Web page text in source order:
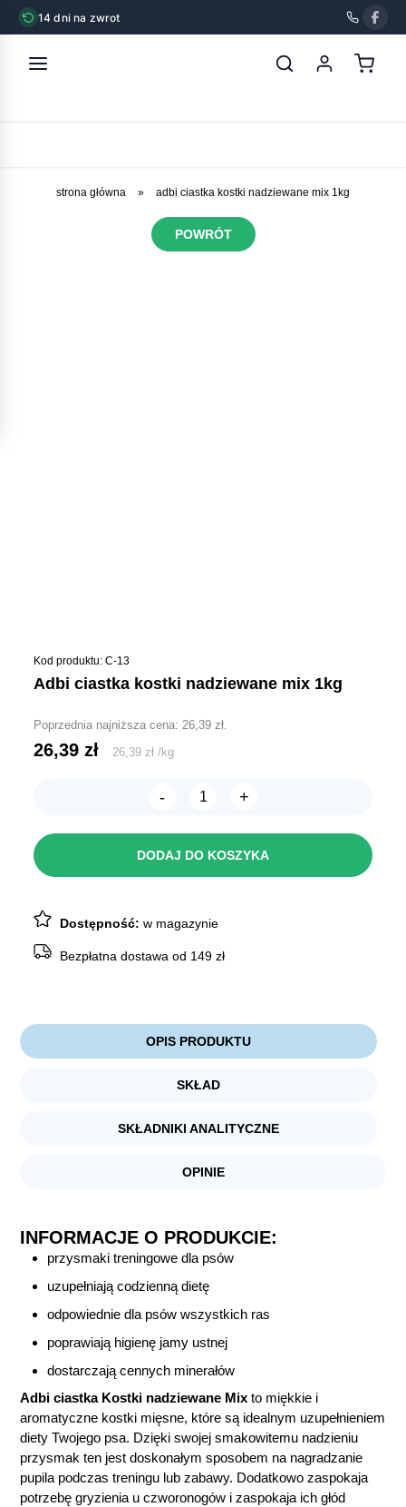
14 dni na zwrot
strona główna » adbi ciastka kostki nadziewane mix 1kg
POWRÓT
Kod produktu: C-13
adbi ciastka kostki nadziewane mix 1kg
Poprzednia najniższa cena:26,39zł.
26,39zł 26,39zł /kg
-
ilość
nadziewane
+
DODAJ DO KOSZYKA
Dostępność:w magazynie
Bezpłatna dostawa od 149 zł
OPIS PRODUKTU
SKŁAD
SKŁADNIKI ANALITYCZNE
OPINIE
INFORMACJE O PRODUKCIE:
przysmaki treningowe dla psów
uzupełniają codzienną dietę
odpowiednie dla psów wszystkich ras
poprawiają higienę jamy ustnej
dostarczają cennych minerałów
Adbi ciastka Kostki nadziewane Mix to miękkie i
aromatyczne kostki mięsne, które są idealnym uzupełnieniem
diety Twojego psa. Dzięki swojej smakowitemu nadzieniu
przysmak ten jest doskonałym sposobem na nagradzanie
pupila podczas treningu lub zabawy. Dodatkowo zaspokaja
potrzebę gryzienia u czworonogów i zaspokaja ich głód